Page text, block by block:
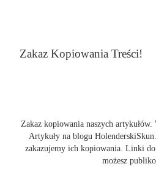
Zakaz Kopiowania Treści!
Zakaz kopiowania naszych artykułów.
Artykuły na blogu
zakazujemy ich kopiowania. Linki
możesz